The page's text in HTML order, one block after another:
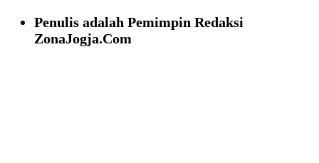
Penulis adalah Pemimpin Redaksi
ZonaJogja.Com